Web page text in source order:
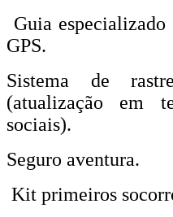
Guia
GPS.
Sistema de
(atualização em
sociais).
Seguro aventura.
Kit primeiros